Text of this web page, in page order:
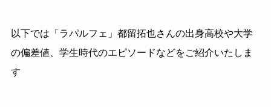
以下では「ラパルフェ」都留拓也さんの出身高校や大学
の偏差値、学生時代のエピソードなどをご紹介いたしま
す